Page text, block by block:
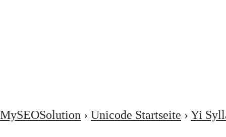
MySEOSolution › Unicode Startseite › Yi